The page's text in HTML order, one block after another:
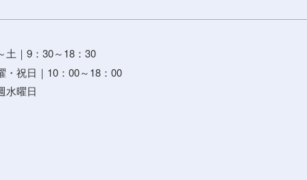
｜9：30～18：30
10：00～18：00
曜日